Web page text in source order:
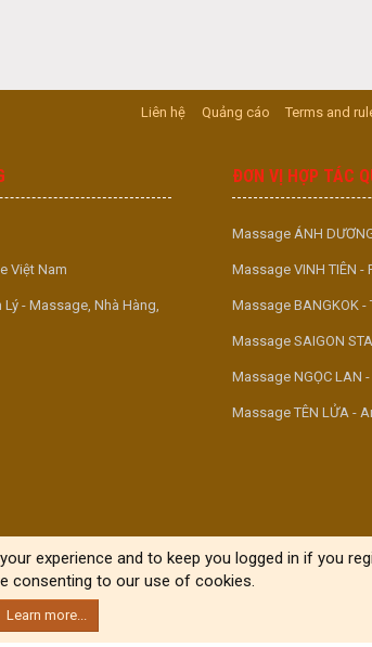
Liên hệ Quảng cáo Terms and
Việt Nam
Lý - Massage, Nhà Hàng,
ĐƠN VỊ HỢP TÁC
Massage ÁNH
Massage VINH TIÊN -
Massage BANGKOK -
Massage SAIGON
Massage NGỌC LAN -
Massage TÊN LỬA -
experience and to keep you logged in if you
consenting to our use of cookies.
Learn more...